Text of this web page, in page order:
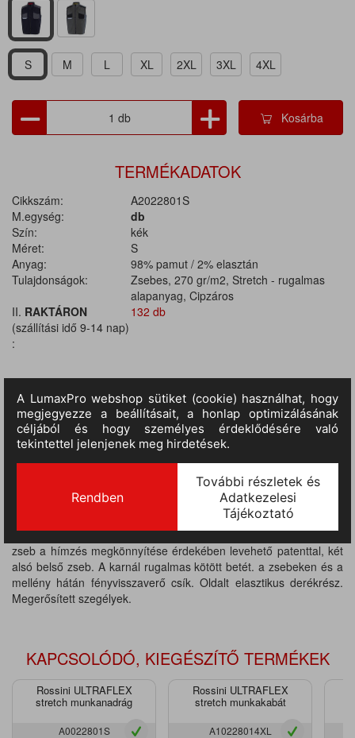
S M L XL 2XL 3XL 4XL
Kosárba
TERMÉKADATOK
Cikkszám:
A2022801S
M.egység:
db
Szín:
kék
Méret:
S
Anyag:
98% pamut / 2% elasztán
Tulajdonságok:
Zsebes, 270 gr/m2, Stretch - rugalmas
alapanyag, Cipzáros
II. RAKTÁRON
(szállítási idő 9-14 nap)
:
132 db
TERMÉKINFORMÁCIÓ
Anyaga: 98% pamutvászon / 2% elasztán, anyagvastagság 270
g/m2. Munkamellény rugalmas (Stretch) anyagból, középső
cipzárral. A mellkas jobb oldalán egy zseb fényvisszaverő betéttel,
tolltartó rekesszel, tépőzárral zárva. A mellkas bal oldalán egy
zseb a hímzés megkönnyítése érdekében levehető patenttal, két
alsó belső zseb. A karnál rugalmas kötött betét. a zsebeken és a
mellény hátán fényvisszaverő csík. Oldalt elasztikus derékrész.
Megerősített szegélyek.
KAPCSOLÓDÓ, KIEGÉSZÍTŐ TERMÉKEK
Rossini ULTRAFLEX
stretch munkanadrág
A0022801S
Rossini ULTRAFLEX
stretch munkakabát
A10228014XL